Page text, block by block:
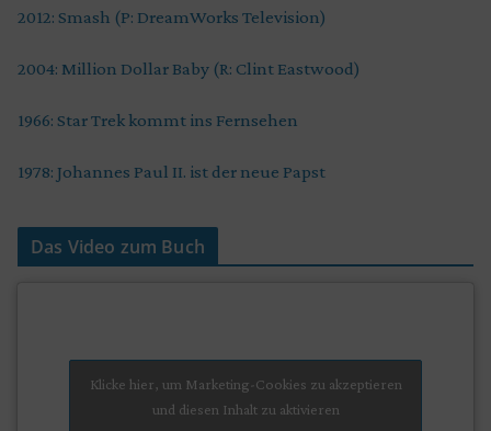
2012: Smash (P: DreamWorks Television)
2004: Million Dollar Baby (R: Clint Eastwood)
1966: Star Trek kommt ins Fernsehen
1978: Johannes Paul II. ist der neue Papst
Das Video zum Buch
Klicke hier, um Marketing-Cookies zu akzeptieren
und diesen Inhalt zu aktivieren